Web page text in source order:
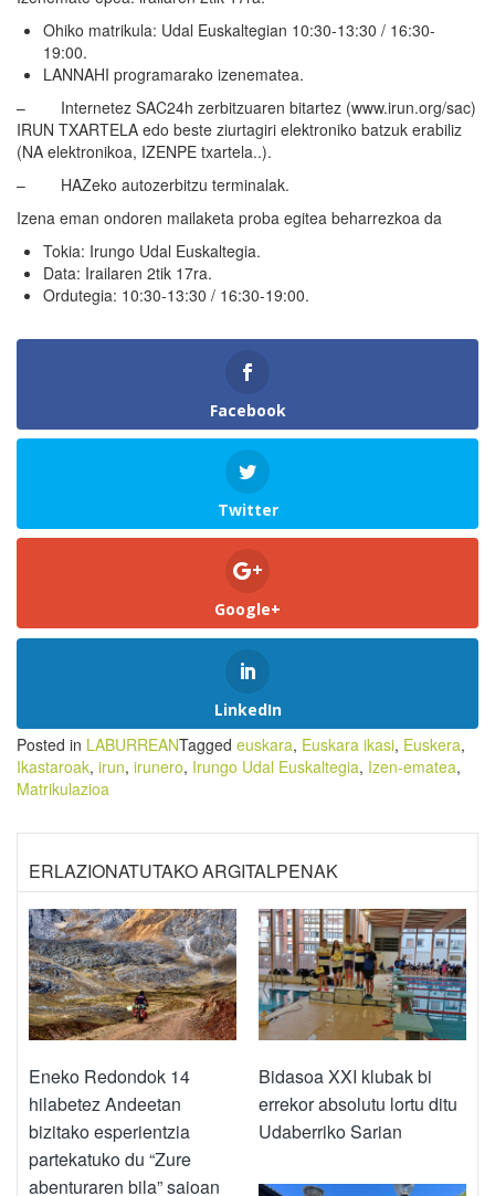
Ohiko matrikula: Udal Euskaltegian 10:30-13:30 / 16:30-
19:00.
LANNAHI programarako izenematea.
– Internetez SAC24h zerbitzuaren bitartez (www.irun.org/sac)
IRUN TXARTELA edo beste ziurtagiri elektroniko batzuk erabiliz
(NA elektronikoa, IZENPE txartela..).
– HAZeko autozerbitzu terminalak.
Izena eman ondoren mailaketa proba egitea beharrezkoa da
Tokia: Irungo Udal Euskaltegia.
Data: Irailaren 2tik 17ra.
Ordutegia: 10:30-13:30 / 16:30-19:00.
Facebook
Twitter
Google+
LinkedIn
Posted in LABURREANTagged euskara, Euskara ikasi, Euskera,
Ikastaroak, irun, irunero, Irungo Udal Euskaltegia, Izen-ematea,
Matrikulazioa
ERLAZIONATUTAKO ARGITALPENAK
Eneko Redondok 14
hilabetez Andeetan
bizitako esperientzia
partekatuko du “Zure
abenturaren bila” saioan
Bidasoa XXI klubak bi
errekor absolutu lortu ditu
Udaberriko Sarian